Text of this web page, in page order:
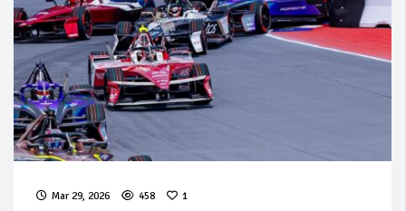
Mar 29, 2026 458 1